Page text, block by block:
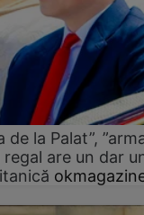
la Palat”,
are un dar